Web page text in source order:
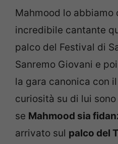
Mahmood lo abbiamo
incredibile cantante
palco del Festival di
Sanremo Giovani e
la gara canonica con
curiosità su di lui
se Mahmood sia
arrivato sul palco del